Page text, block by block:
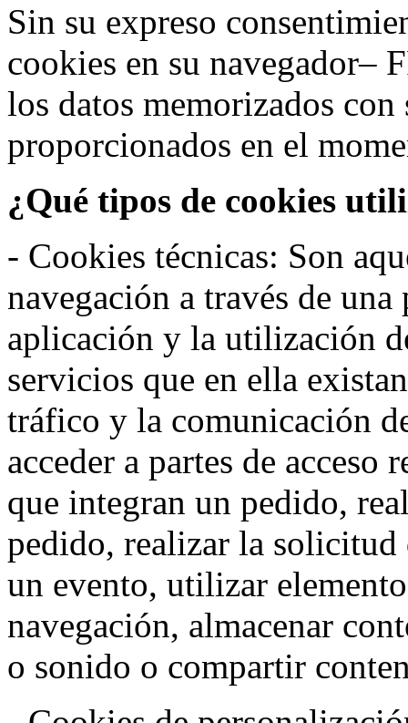
Sin su expreso
cookies en su navegador–
los datos memorizados con
proporcionados en el
¿Qué tipos de cookies
- Cookies técnicas: Son
navegación a través de
aplicación y la utilización
servicios que en ella
tráfico y la comunicación
acceder a partes de
que integran un pedido,
pedido, realizar la
un evento, utilizar
navegación, almacenar
o sonido o compartir